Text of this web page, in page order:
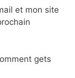
et mon site
gets